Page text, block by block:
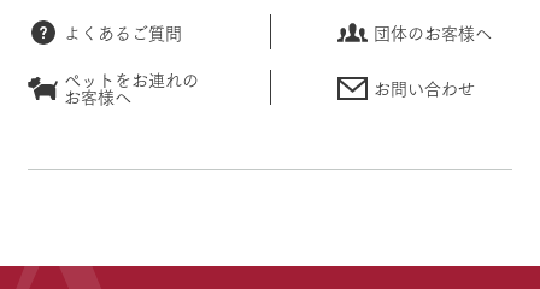
よくあるご質問
団体のお客様へ
ペットをお連れの
お客様へ お問い合わせ